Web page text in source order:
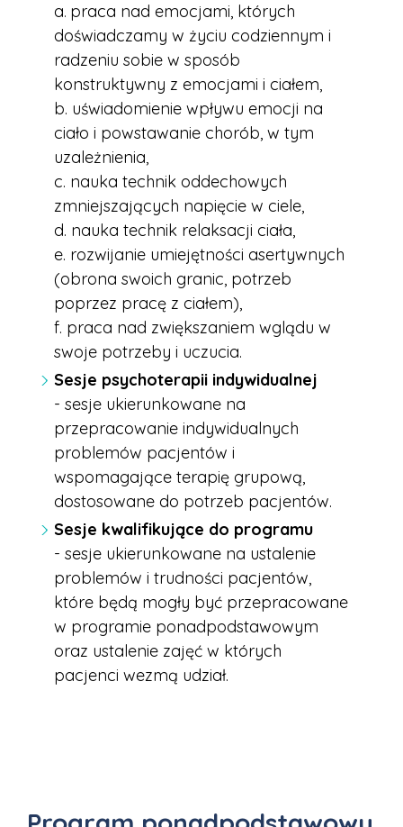
a. praca nad emocjami, których
doświadczamy w życiu codziennym i
radzeniu sobie w sposób
konstruktywny z emocjami i ciałem,
b. uświadomienie wpływu emocji na
ciało i powstawanie chorób, w tym
uzależnienia,
c. nauka technik oddechowych
zmniejszających napięcie w ciele,
d. nauka technik relaksacji ciała,
e. rozwijanie umiejętności asertywnych
(obrona swoich granic, potrzeb
poprzez pracę z ciałem),
f. praca nad zwiększaniem wglądu w
swoje potrzeby i uczucia.
Sesje psychoterapii indywidualnej
- sesje ukierunkowane na
przepracowanie indywidualnych
problemów pacjentów i
wspomagające terapię grupową,
dostosowane do potrzeb pacjentów.
Sesje kwalifikujące do programu
- sesje ukierunkowane na ustalenie
problemów i trudności pacjentów,
które będą mogły być przepracowane
w programie ponadpodstawowym
oraz ustalenie zajęć w których
pacjenci wezmą udział.